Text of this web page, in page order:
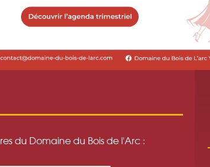
du Domaine du Bois de l'Arc :